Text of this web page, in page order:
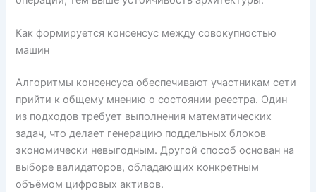
Как формируется консенсус между совокупностью
машин
Алгоритмы консенсуса обеспечивают участникам сети
прийти к общему мнению о состоянии реестра. Один
из подходов требует выполнения математических
задач, что делает генерацию поддельных блоков
экономически невыгодным. Другой способ основан на
выборе валидаторов, обладающих конкретным
объёмом цифровых активов.